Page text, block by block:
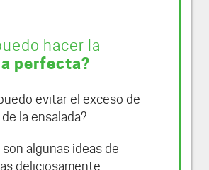
hacer la
perfecta?
evitar el exceso de
la ensalada?
son algunas ideas de
deliciosamente